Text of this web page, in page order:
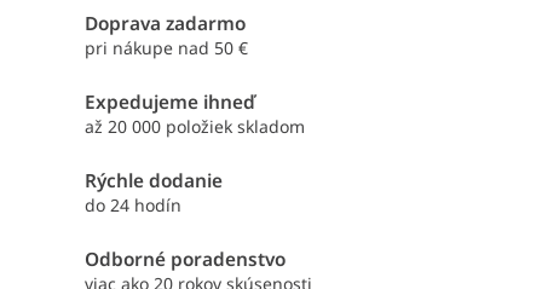
Doprava zadarmo
pri nákupe nad 50 €
Expedujeme ihneď
až 20 000 položiek skladom
Rýchle dodanie
do 24 hodín
Odborné poradenstvo
viac ako 20 rokov skúsenosti